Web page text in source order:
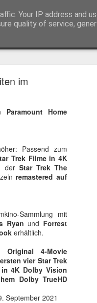
im
Paramount Home
Passend zum
Trek Filme in 4K
der Star Trek The
remastered auf
Sammlung mit
Ryan und Forrest
erhältlich.
4-Movie
vier Star Trek
4K Dolby Vision
Dolby TrueHD
September 2021
Your IP address and
quality of service,
Sci-Fi Klassiker